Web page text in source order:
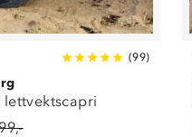
(99)
lettvektscapri